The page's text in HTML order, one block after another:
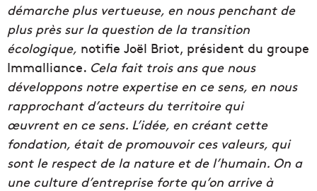
démarche plus vertueuse, en nous penchant de
plus près sur la question de la transition
écologique, notifie Joël Briot, président du groupe
Immalliance. Cela fait trois ans que nous
développons notre expertise en ce sens, en nous
rapprochant d’acteurs du territoire qui
œuvrent en ce sens. L’idée, en créant cette
fondation, était de promouvoir ces valeurs, qui
sont le respect de la nature et de l’humain. On a
une culture d’entreprise forte qu’on arrive à